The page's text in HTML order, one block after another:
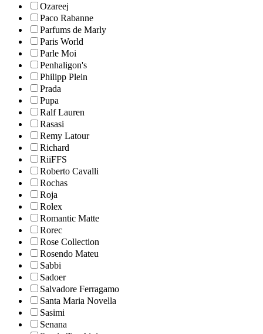
Ozareej
Paco Rabanne
Parfums de Marly
Paris World
Parle Moi
Penhaligon's
Philipp Plein
Prada
Pupa
Ralf Lauren
Rasasi
Remy Latour
Richard
RiiFFS
Roberto Cavalli
Rochas
Roja
Rolex
Romantic Matte
Rorec
Rose Collection
Rosendo Mateu
Sabbi
Sadoer
Salvadore Ferragamo
Santa Maria Novella
Sasimi
Senana